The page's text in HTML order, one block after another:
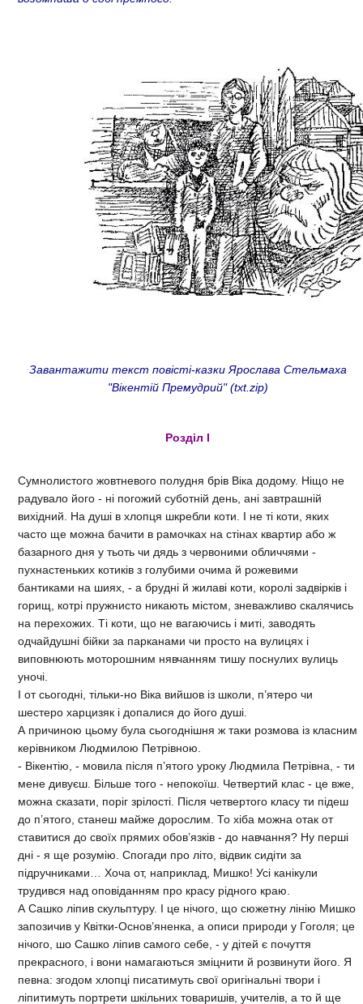
Завантажити текст повісті-казки Ярослава Стельмаха
"Вікентій Премудрий" (txt.zip)
Розділ І
Сумнолистого жовтневого полудня брів Віка додому. Ніщо не
радувало його - ні погожий суботній день, ані завтрашній
вихідний. На душі в хлопця шкребли коти. І не ті коти, яких
часто ще можна бачити в рамочках на стінах квартир або ж
базарного дня у тьоть чи дядь з червоними обличчями -
пухнастеньких котиків з голубими очима й рожевими
бантиками на шиях, - а брудні й жилаві коти, королі задвірків і
горищ, котрі пружнисто никають містом, зневажливо скалячись
на перехожих. Ті коти, що не вагаючись і миті, заводять
одчайдушні бійки за парканами чи просто на вулицях і
виповнюють моторошним нявчанням тишу поснулих вулиць
уночі.
І от сьогодні, тільки-но Віка вийшов із школи, п’ятеро чи
шестеро харцизяк і допалися до його душі.
А причиною цьому була сьогоднішня ж таки розмова із класним
керівником Людмилою Петрівною.
- Вікентію, - мовила після п’ятого уроку Людмила Петрівна, - ти
мене дивуєш. Більше того - непокоїш. Четвертий клас - це вже,
можна сказати, поріг зрілості. Після четвертого класу ти підеш
до п’ятого, станеш майже дорослим. То хіба можна отак от
ставитися до своїх прямих обов’язків - до навчання? Ну перші
дні - я ще розумію. Спогади про літо, відвик сидіти за
підручниками… Хоча от, наприклад, Мишко! Усі канікули
трудився над оповіданням про красу рідного краю.
А Сашко ліпив скульптуру. І це нічого, що сюжетну лінію Мишко
запозичив у Квітки-Основ’яненка, а описи природи у Гоголя; це
нічого, шо Сашко ліпив самого себе, - у дітей є почуття
прекрасного, і вони намагаються зміцнити й розвинути його. Я
певна: згодом хлопці писатимуть свої оригінальні твори і
ліпитимуть портрети шкільних товаришів, учителів, а то й ще